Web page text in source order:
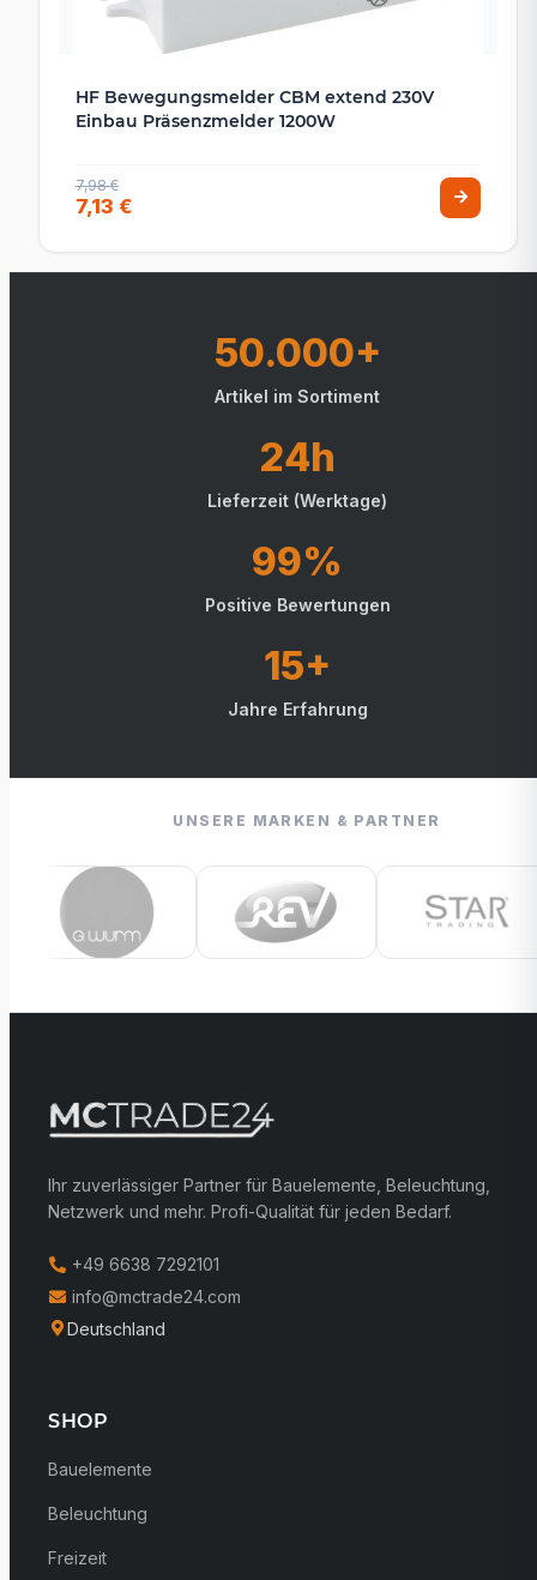
HF Bewegungsmelder CBM extend 230V
Einbau Präsenzmelder 1200W
7,98 €
7,13 €
50.000+
Artikel im Sortiment
24h
Lieferzeit (Werktage)
99%
Positive Bewertungen
15+
Jahre Erfahrung
UNSERE MARKEN & PARTNER
Ihr zuverlässiger Partner für Bauelemente, Beleuchtung,
Netzwerk und mehr. Profi-Qualität für jeden Bedarf.
+49 6638 7292101
info@mctrade24.com
Deutschland
SHOP
Bauelemente
Beleuchtung
Freizeit